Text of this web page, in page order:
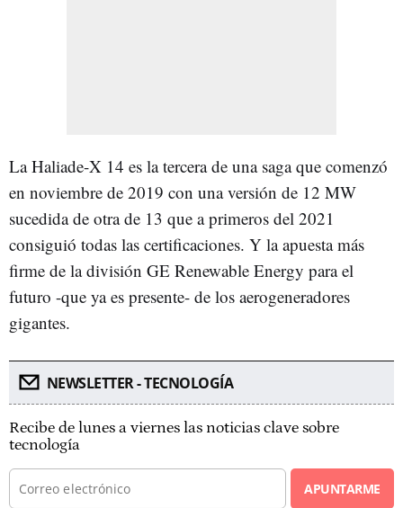
La Haliade-X 14 es la tercera de una saga que comenzó
en noviembre de 2019 con una versión de 12 MW
sucedida de otra de 13 que a primeros del 2021
consiguió todas las certificaciones. Y la apuesta más
firme de la división GE Renewable Energy para el
futuro -que ya es presente- de los aerogeneradores
gigantes.
NEWSLETTER - TECNOLOGÍA
Recibe de lunes a viernes las noticias clave sobre
tecnología
APUNTARME